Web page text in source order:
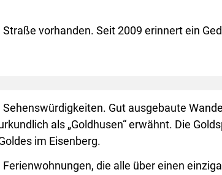
vorhanden. Seit 2009 erinnert ein
Gut ausgebaute
als „Goldhusen“ erwähnt. Die
im Eisenberg.
die alle über einen